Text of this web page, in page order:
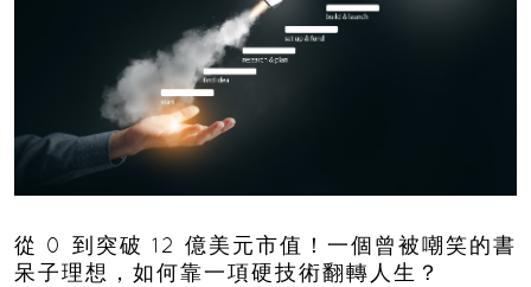
從 0 到突破 12 億美元市值！一個曾被嘲笑的書
呆子理想，如何靠一項硬技術翻轉人生？